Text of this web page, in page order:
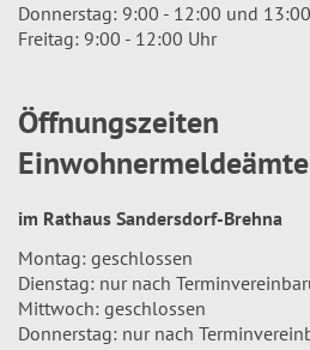
Donnerstag: 9:00 - 12:00 und
Freitag: 9:00 - 12:00 Uhr
Öffnungszeiten
im Rathaus Sandersdorf-Brehna
Montag: geschlossen
Dienstag: nur nach
Mittwoch: geschlossen
Donnerstag: nur nach